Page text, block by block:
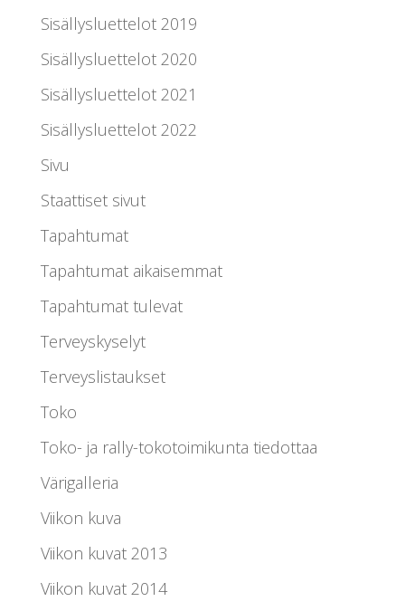
Sisällysluettelot 2019
Sisällysluettelot 2020
Sisällysluettelot 2021
Sisällysluettelot 2022
Sivu
Staattiset sivut
Tapahtumat
Tapahtumat aikaisemmat
Tapahtumat tulevat
Terveyskyselyt
Terveyslistaukset
Toko
Toko- ja rally-tokotoimikunta tiedottaa
Värigalleria
Viikon kuva
Viikon kuvat 2013
Viikon kuvat 2014